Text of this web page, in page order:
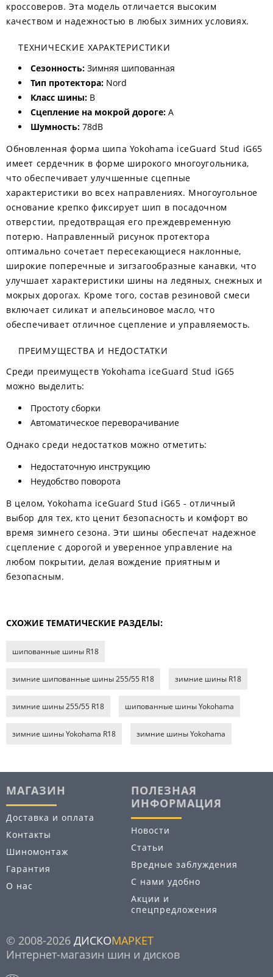
кроссоверов. Эта модель отличается высоким
качеством и надежностью в любых зимних условиях.
ТЕХНИЧЕСКИЕ ХАРАКТЕРИСТИКИ
Сезонность: Зимняя шипованная
Тип протектора: Nord
Класс шины: B
Сцепление на мокрой дороге: A
Шумность: 78dB
Обновленная форма шипа Yokohama iceGuard Stud iG65
имеет сердечник в форме широкого многоугольника,
что обеспечивает улучшенные сцепные
характеристики во всех направлениях. Многоугольное
основание крепко фиксирует шип в посадочном
отверстии, предотвращая его преждевременную
потерю. Направленный рисунок протектора
оптимально сочетает пересекающиеся наклонные,
широкие поперечные и зигзагообразные канавки, что
улучшает характеристики шины на ледяных, снежных и
мокрых дорогах. Кроме того, состав резиновой смеси
включает силикат и апельсиновое масло, что
обеспечивает отличное сцепление и управляемость.
ПРЕИМУЩЕСТВА И НЕДОСТАТКИ
Среди преимуществ Yokohama iceGuard Stud iG65
можно выделить:
Простоту сборки
Автоматическое переворачивание
Однако среди недостатков можно отметить:
Недостаточную инструкцию
Неудобство поворота
В целом, Yokohama iceGuard Stud iG65 - отличный
выбор для тех, кто ценит безопасность и комфорт во
время зимнего сезона. Эти шины обеспечат надежное
сцепление с дорогой и уверенное управление на
любом покрытии, делая вождение приятным и
безопасным.
СХОЖИЕ ТЕМАТИЧЕСКИЕ РАЗДЕЛЫ:
шипованные шины R18
зимние шипованные шины 255/55 R18 зимние шины R18
зимние шины 255/55 R18 шипованные шины Yokohama
зимние шины Yokohama R18 зимние шины Yokohama
МАГАЗИН
Доставка и оплата
Контакты
Шиномонтаж
Гарантия
О нас
ПОЛЕЗНАЯ
ИНФОРМАЦИЯ
Новости
Статьи
Вредные заблуждения
С нами удобно
Акции и
спецпредложения
© 2008-2026 ДИСКОМАРКЕТ
Интернет-магазин шин и дисков